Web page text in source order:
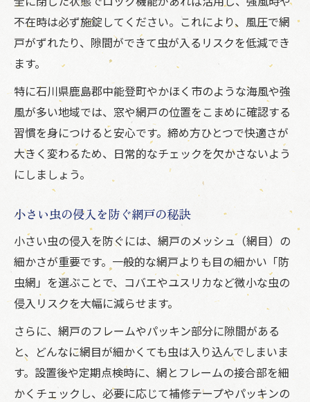
不在時は必ず施錠してください。これにより、風圧で網
戸がずれたり、隙間ができて虫が入るリスクを低減でき
ます。
特に石川県鹿島郡中能登町やかほく市のような海風や強
風が多い地域では、窓や網戸の位置をこまめに確認する
習慣を身につけると安心です。締め方ひとつで快適さが
大きく変わるため、日常的なチェックを欠かさないよう
にしましょう。
小さい虫の侵入を防ぐ網戸の秘訣
小さい虫の侵入を防ぐには、網戸のメッシュ（網目）の
細かさが重要です。一般的な網戸よりも目の細かい「防
虫網」を選ぶことで、コバエやユスリカなど微小な虫の
侵入リスクを大幅に減らせます。
さらに、網戸のフレームやパッキン部分に隙間がある
と、どんなに網目が細かくても虫は入り込んでしまいま
す。設置後や定期点検時に、網とフレームの接合部を細
かくチェックし、必要に応じて補修テープやパッキンの